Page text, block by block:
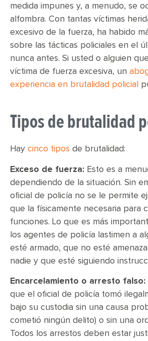
medida impunes y, a menudo, se
alfombra. Con tantas víctimas
excesivo de la fuerza, ha habido
sobre las tácticas policiales en el
nunca antes. Si usted o alguien
víctima de fuerza excesiva, un
experiencia en brutalidad policial
Tipos de brutalidad
Hay cinco tipos de brutalidad:
Exceso de fuerza: Esto es a
dependiendo de la situación. Sin
oficial de policía no se le permite
que la físicamente necesaria para
funciones. Lo que es más
los agentes de policía lastimen a
esté armado, que no esté
nadie y que esté siguiendo
Encarcelamiento o arresto falso:
que el oficial de policía tomó
bajo su custodia sin una causa
cometió ningún delito) o sin una
Todos los arrestos deben estar